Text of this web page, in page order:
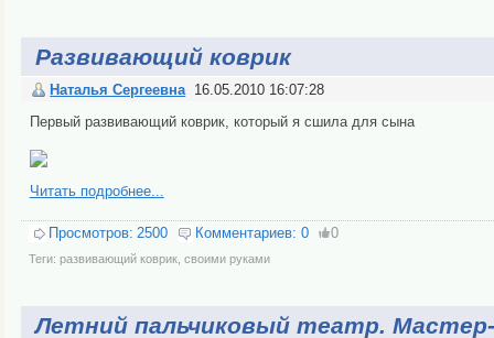
Развивающий коврик
Наталья Сергеевна 16.05.2010 16:07:28
Первый развивающий коврик, который я сшила для сына
Читать подробнее...
Просмотров: 2500 Комментариев: 0 0
Теги: развивающий коврик, своими руками
Летний пальчиковый театр. Мастер-